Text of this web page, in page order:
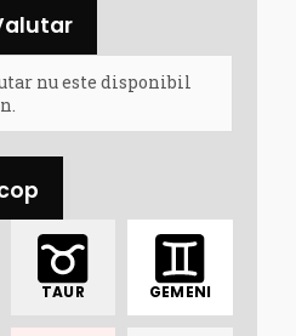
nu este disponibil
TAUR GEMENI